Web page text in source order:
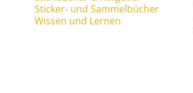
Sticker- und Sammelbücher
Wissen und Lernen